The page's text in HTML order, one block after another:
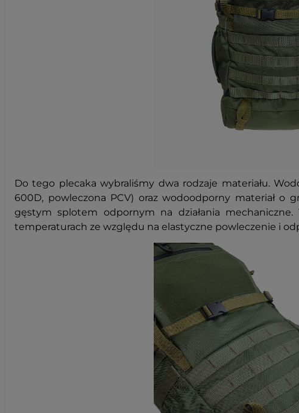
Do tego plecaka wybraliśmy dwa rodzaje materiału.
600D, powleczona PCV) oraz wodoodporny materiał o
gęstym splotem odpornym na działania
temperaturach ze względu na elastyczne powleczenie i